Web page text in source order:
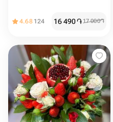
4.68 124 16 490֏17 000֏